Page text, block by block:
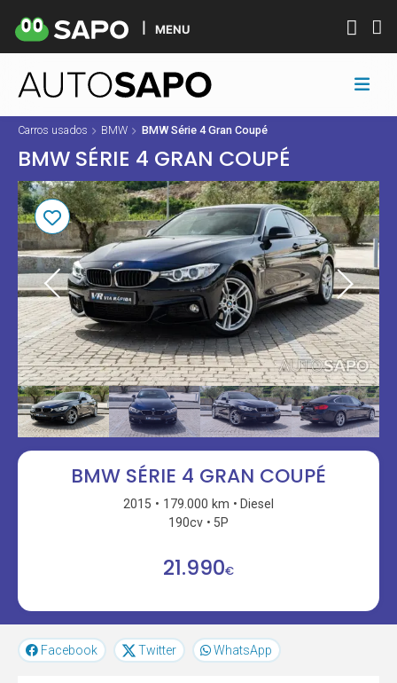
MENU
Carros usados BMW BMW Série 4 Gran Coupé
BMW SÉRIE 4 GRAN COUPÉ
BMW SÉRIE 4 GRAN COUPÉ
2015 179.000 km
Diesel
190cv
5P
21.990€
Facebook Twitter WhatsApp